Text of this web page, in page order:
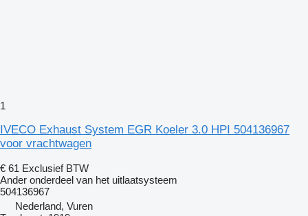
1
IVECO Exhaust System EGR Koeler 3.0 HPI 504136967
voor vrachtwagen
€ 61 Exclusief BTW
Ander onderdeel van het uitlaatsysteem
504136967
Nederland, Vuren